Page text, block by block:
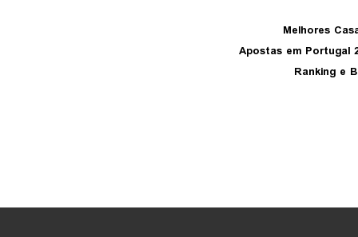
Melhores
Apostas em Portugal
Ranking e